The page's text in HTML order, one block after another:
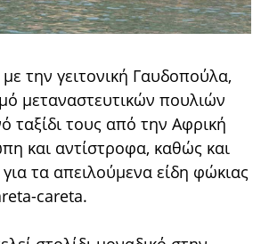
την γειτονική Γαυδοπούλα,
μεταναστευτικών πουλιών
ταξίδι τους από την Αφρική
και αντίστροφα, καθώς και
τα απειλούμενα είδη φώκιας
careta.